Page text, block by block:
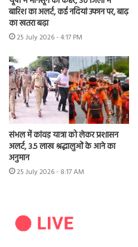
बारिश का अलर्ट, कई नदियां उफान पर, बाढ़
का खतरा बढ़ा
25 July 2026 - 4:17 PM
संभल में कांवड़ यात्रा को लेकर प्रशासन
अलर्ट, 3.5 लाख श्रद्धालुओं के आने का
अनुमान
25 July 2026 - 8:17 AM